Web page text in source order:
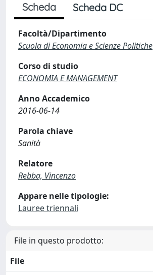
Scheda Scheda DC
Facoltà/Dipartimento
Scuola di Economia e Scienze Politiche
Corso di studio
ECONOMIA E MANAGEMENT
Anno Accademico
2016-06-14
Parola chiave
Sanità
Relatore
Rebba, Vincenzo
Appare nelle tipologie:
Lauree triennali
File in questo prodotto:
File